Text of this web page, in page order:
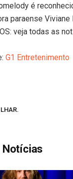
é
paraense
veja todas as
G1 Entretenimento
Notícias